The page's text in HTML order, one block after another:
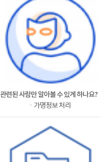
관련된 사람만 알아볼 수 있게 하나요?
ㆍ가명정보 처리